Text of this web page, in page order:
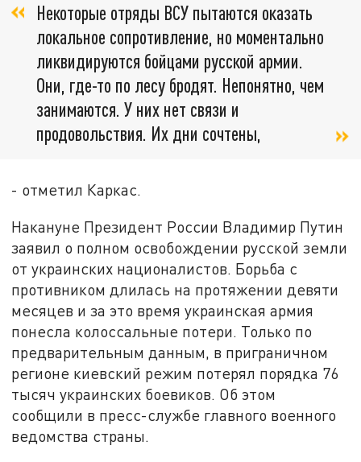
Некоторые отряды ВСУ пытаются оказать
локальное сопротивление, но моментально
ликвидируются бойцами русской армии.
Они, где-то по лесу бродят. Непонятно, чем
занимаются. У них нет связи и
продовольствия. Их дни сочтены,
- отметил Каркас.
Накануне Президент России Владимир Путин
заявил о полном освобождении русской земли
от украинских националистов. Борьба с
противником длилась на протяжении девяти
месяцев и за это время украинская армия
понесла колоссальные потери. Только по
предварительным данным, в приграничном
регионе киевский режим потерял порядка 76
тысяч украинских боевиков. Об этом
сообщили в пресс-службе главного военного
ведомства страны.